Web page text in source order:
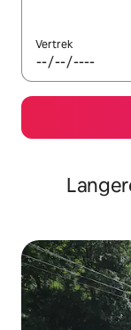
Vertrek